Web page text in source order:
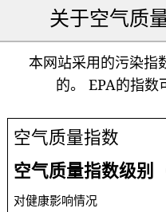
关于空气质
本网站采用的污染指
的。 EPA的指数
空气质量指数
空气质量指数级别
对健康影响情况